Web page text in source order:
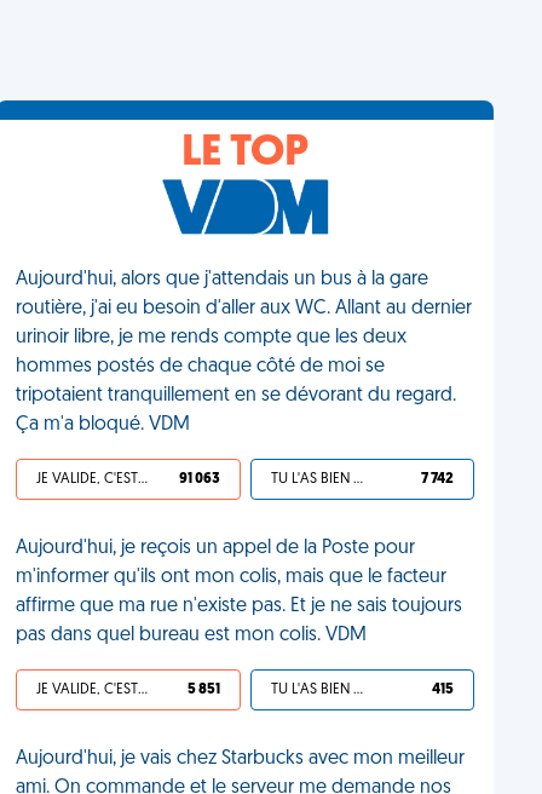
LE TOP
Aujourd'hui, alors que j'attendais un bus à la gare
routière, j'ai eu besoin d'aller aux WC. Allant au dernier
urinoir libre, je me rends compte que les deux
hommes postés de chaque côté de moi se
tripotaient tranquillement en se dévorant du regard.
Ça m'a bloqué. VDM
JE VALIDE, C'EST UNE VDM 91 063 TU L'AS BIEN MÉRITÉ 7 742
Aujourd'hui, je reçois un appel de la Poste pour
m'informer qu'ils ont mon colis, mais que le facteur
affirme que ma rue n'existe pas. Et je ne sais toujours
pas dans quel bureau est mon colis. VDM
JE VALIDE, C'EST UNE VDM 5 851 TU L'AS BIEN MÉRITÉ 415
Aujourd'hui, je vais chez Starbucks avec mon meilleur
ami. On commande et le serveur me demande nos